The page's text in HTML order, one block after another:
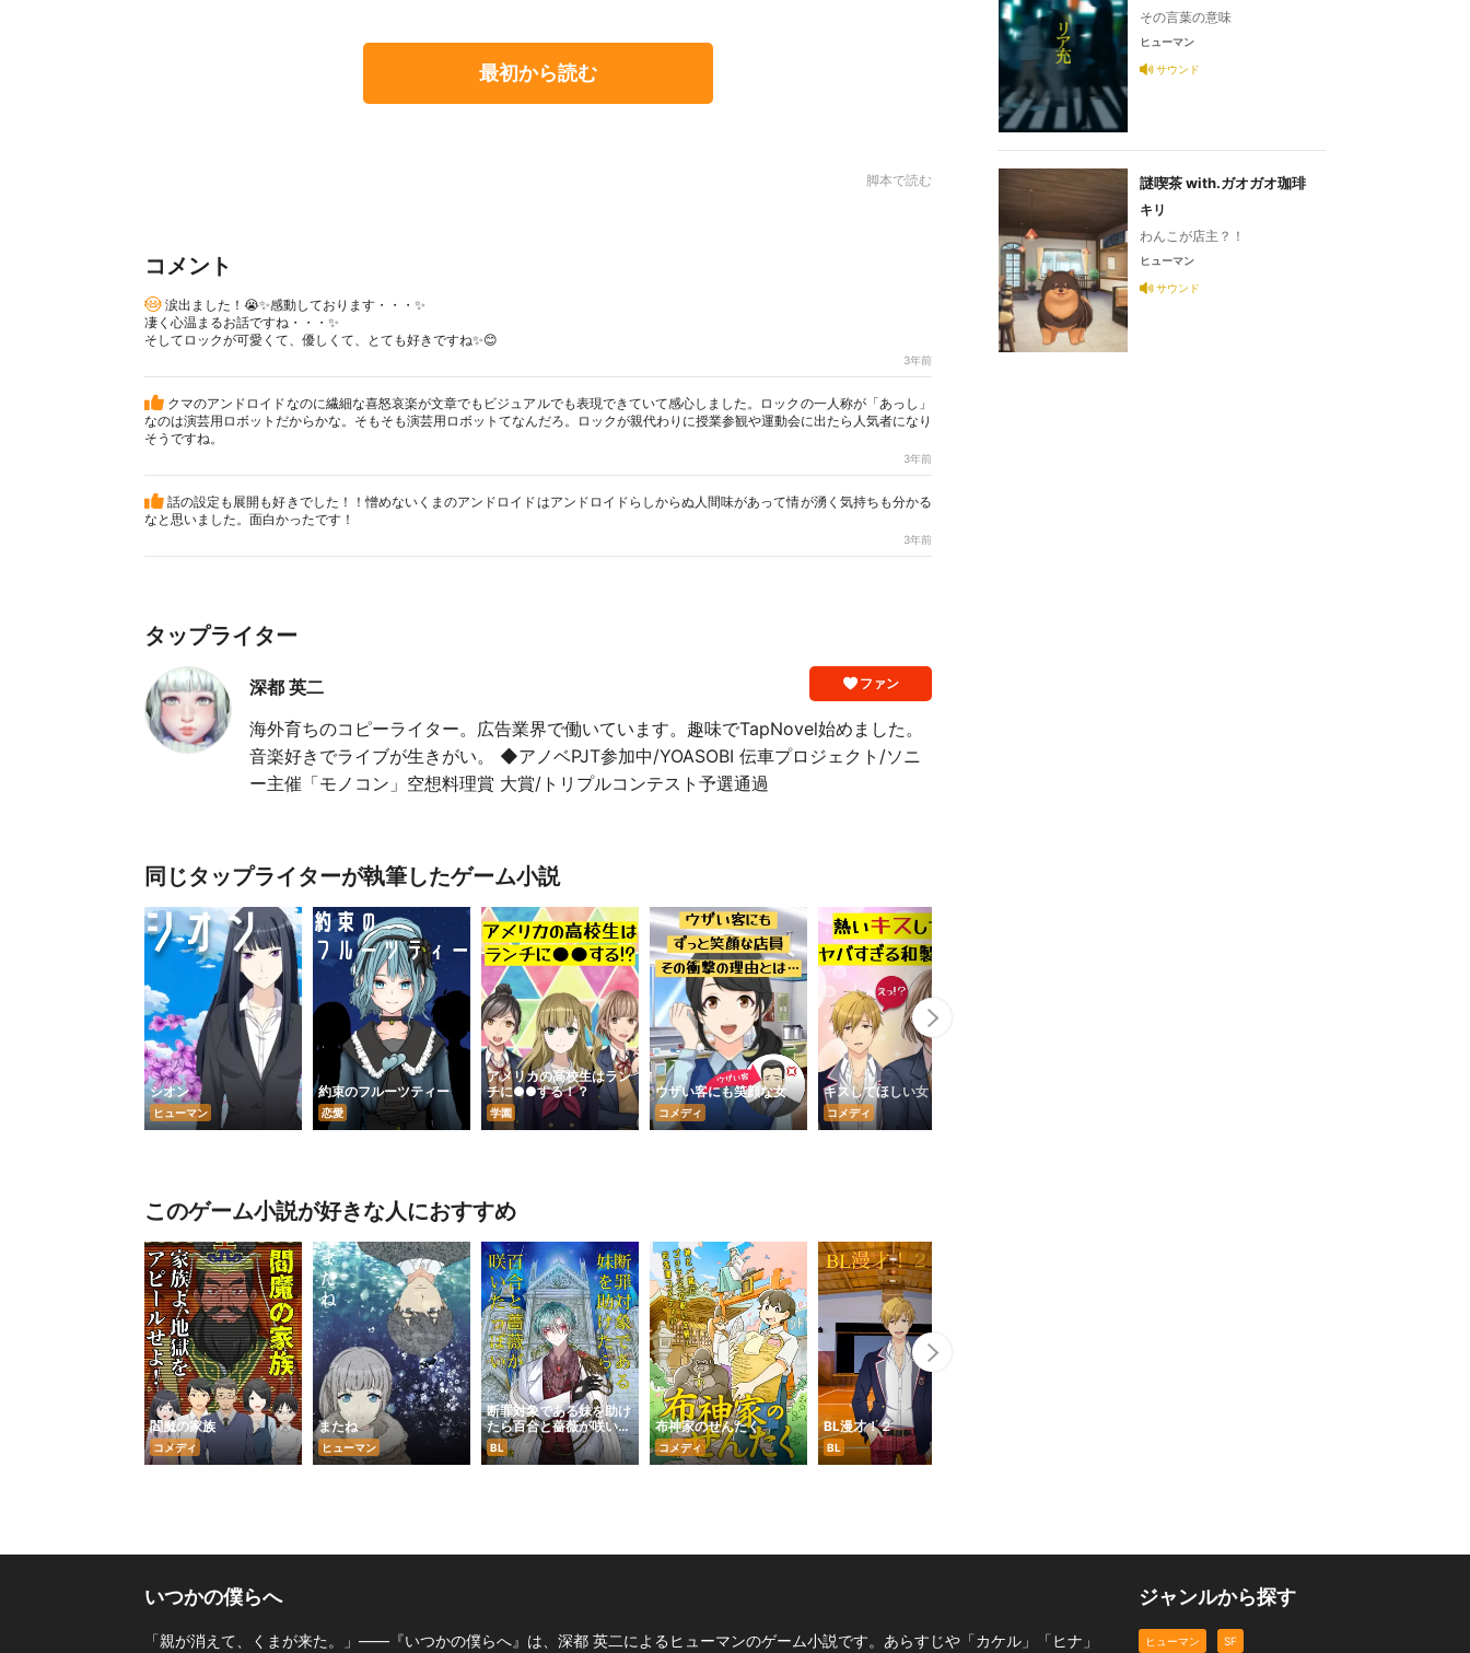
最初から読む
脚本で読む
コメント
涙出ました！😭✨感動しております・・・✨
凄く心温まるお話ですね・・・✨
そしてロックが可愛くて、優しくて、とても好きですね✨😊
3年前
クマのアンドロイドなのに繊細な喜怒哀楽が文章でもビジュアルでも表現できていて感心しました。ロックの一人称が「あっし」
なのは演芸用ロボットだからかな。そもそも演芸用ロボットてなんだろ。ロックが親代わりに授業参観や運動会に出たら人気者になり
そうですね。
3年前
話の設定も展開も好きでした！！憎めないくまのアンドロイドはアンドロイドらしからぬ人間味があって情が湧く気持ちも分かる
なと思いました。面白かったです！
3年前
タップライター
ファン
深都 英二
海外育ちのコピーライター。広告業界で働いています。趣味でTapNovel始めました。
音楽好きでライブが生きがい。 ◆アノベPJT参加中/YOASOBI 伝車プロジェクト/ソニ
ー主催「モノコン」空想料理賞 大賞/トリプルコンテスト予選通過
同じタップライターが執筆したゲーム小説
シオン
ヒューマン
約束のフルーツティー
恋愛
アメリカの高校生はラン
チに●●する！？
学園
ウザい客にも笑顔な女
コメディ
キスしてほしい女
コメディ
このゲーム小説が好きな人におすすめ
閻魔の家族
コメディ
またね
ヒューマン
断罪対象である妹を助け
たら百合と薔薇が咲いた
っぽい
BL
布神家のせんたく
コメディ
BL漫才！２
BL
その言葉の意味
ヒューマン
サウンド
謎喫茶 with.ガオガオ珈琲
キリ
わんこが店主？！
ヒューマン
サウンド
いつかの僕らへ
「親が消えて、くまが来た。」――『いつかの僕らへ』は、深都 英二によるヒューマンのゲーム小説です。あらすじや「カケル」「ヒナ」
ジャンルから探す
ヒューマン SF